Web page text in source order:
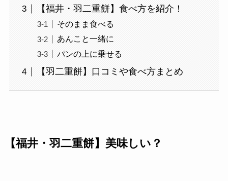
【福井・羽二重餅】食べ方を紹介！
そのまま食べる
あんこと一緒に
パンの上に乗せる
【羽二重餅】口コミや食べ方まとめ
【福井・羽二重餅】美味しい？